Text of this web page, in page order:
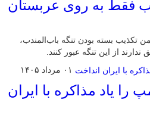
فقط به روی عربستان
تکذیب بسته بودن تنگه باب‌المندب،
از این تنگه عبور کنند.
۰۱ مرداد ۱۴۰۵
ترامپ را یاد مذاکره با ایران